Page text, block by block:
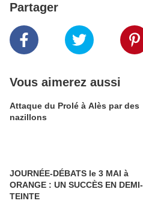
Partager
Vous aimerez aussi
Attaque du Prolé à Alès par des
nazillons
JOURNÉE-DÉBATS le 3 MAI à
ORANGE : UN SUCCÈS EN DEMI-
TEINTE